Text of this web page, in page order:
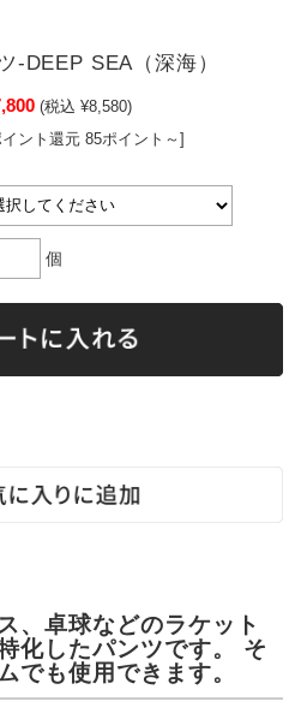
-DEEP SEA（深海）
(税込 ¥8,580)
イント還元 85ポイント～]
個
、卓球などのラケット
化したパンツです。 そ
でも使用できます。